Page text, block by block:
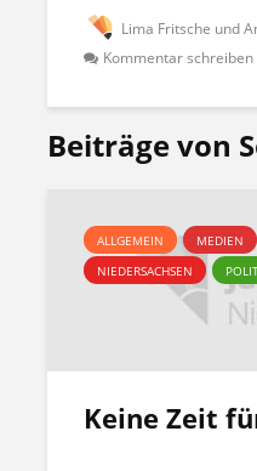
Lima Fritsche und
Kommentar schreiben
Beiträge von
ALLGEMEIN MEDIEN
NIEDERSACHSEN
Keine Zeit